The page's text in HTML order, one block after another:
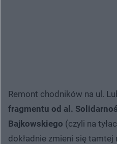
Remont chodników na ul.
fragmentu od al.
Bajkowskiego (czyli na
dokładnie zmieni się tamtej